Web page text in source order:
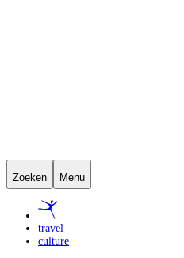
Zoeken Menu
travel
culture